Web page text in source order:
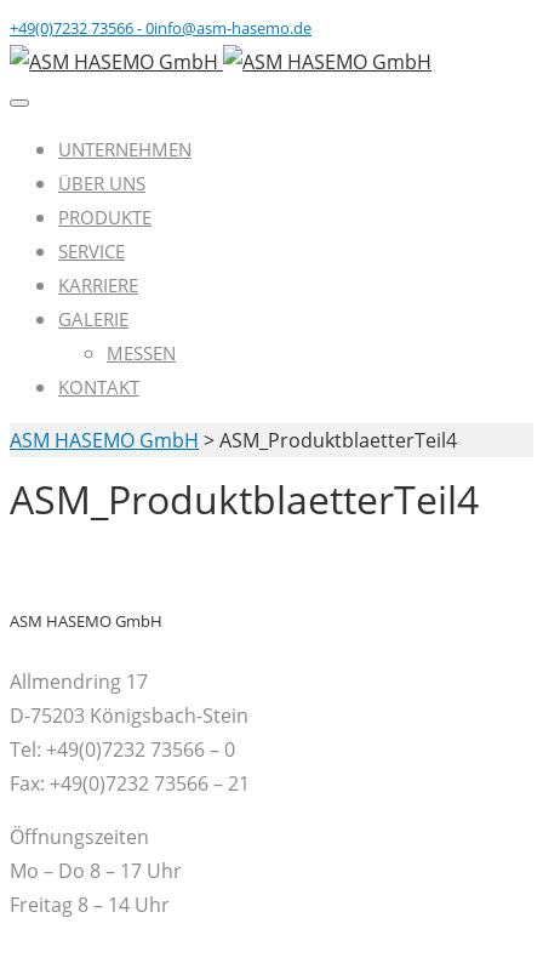
+49(0)7232 73566 - 0info@asm-hasemo.de
UNTERNEHMEN
ÜBER UNS
PRODUKTE
SERVICE
KARRIERE
GALERIE
MESSEN
KONTAKT
ASM HASEMO GmbH >ASM_ProduktblaetterTeil4
ASM_ProduktblaetterTeil4
ASM HASEMO GmbH
Allmendring 17
D-75203 Königsbach-Stein
Tel: +49(0)7232 73566 – 0
Fax: +49(0)7232 73566 – 21
Öffnungszeiten
Mo – Do 8 – 17 Uhr
Freitag 8 – 14 Uhr